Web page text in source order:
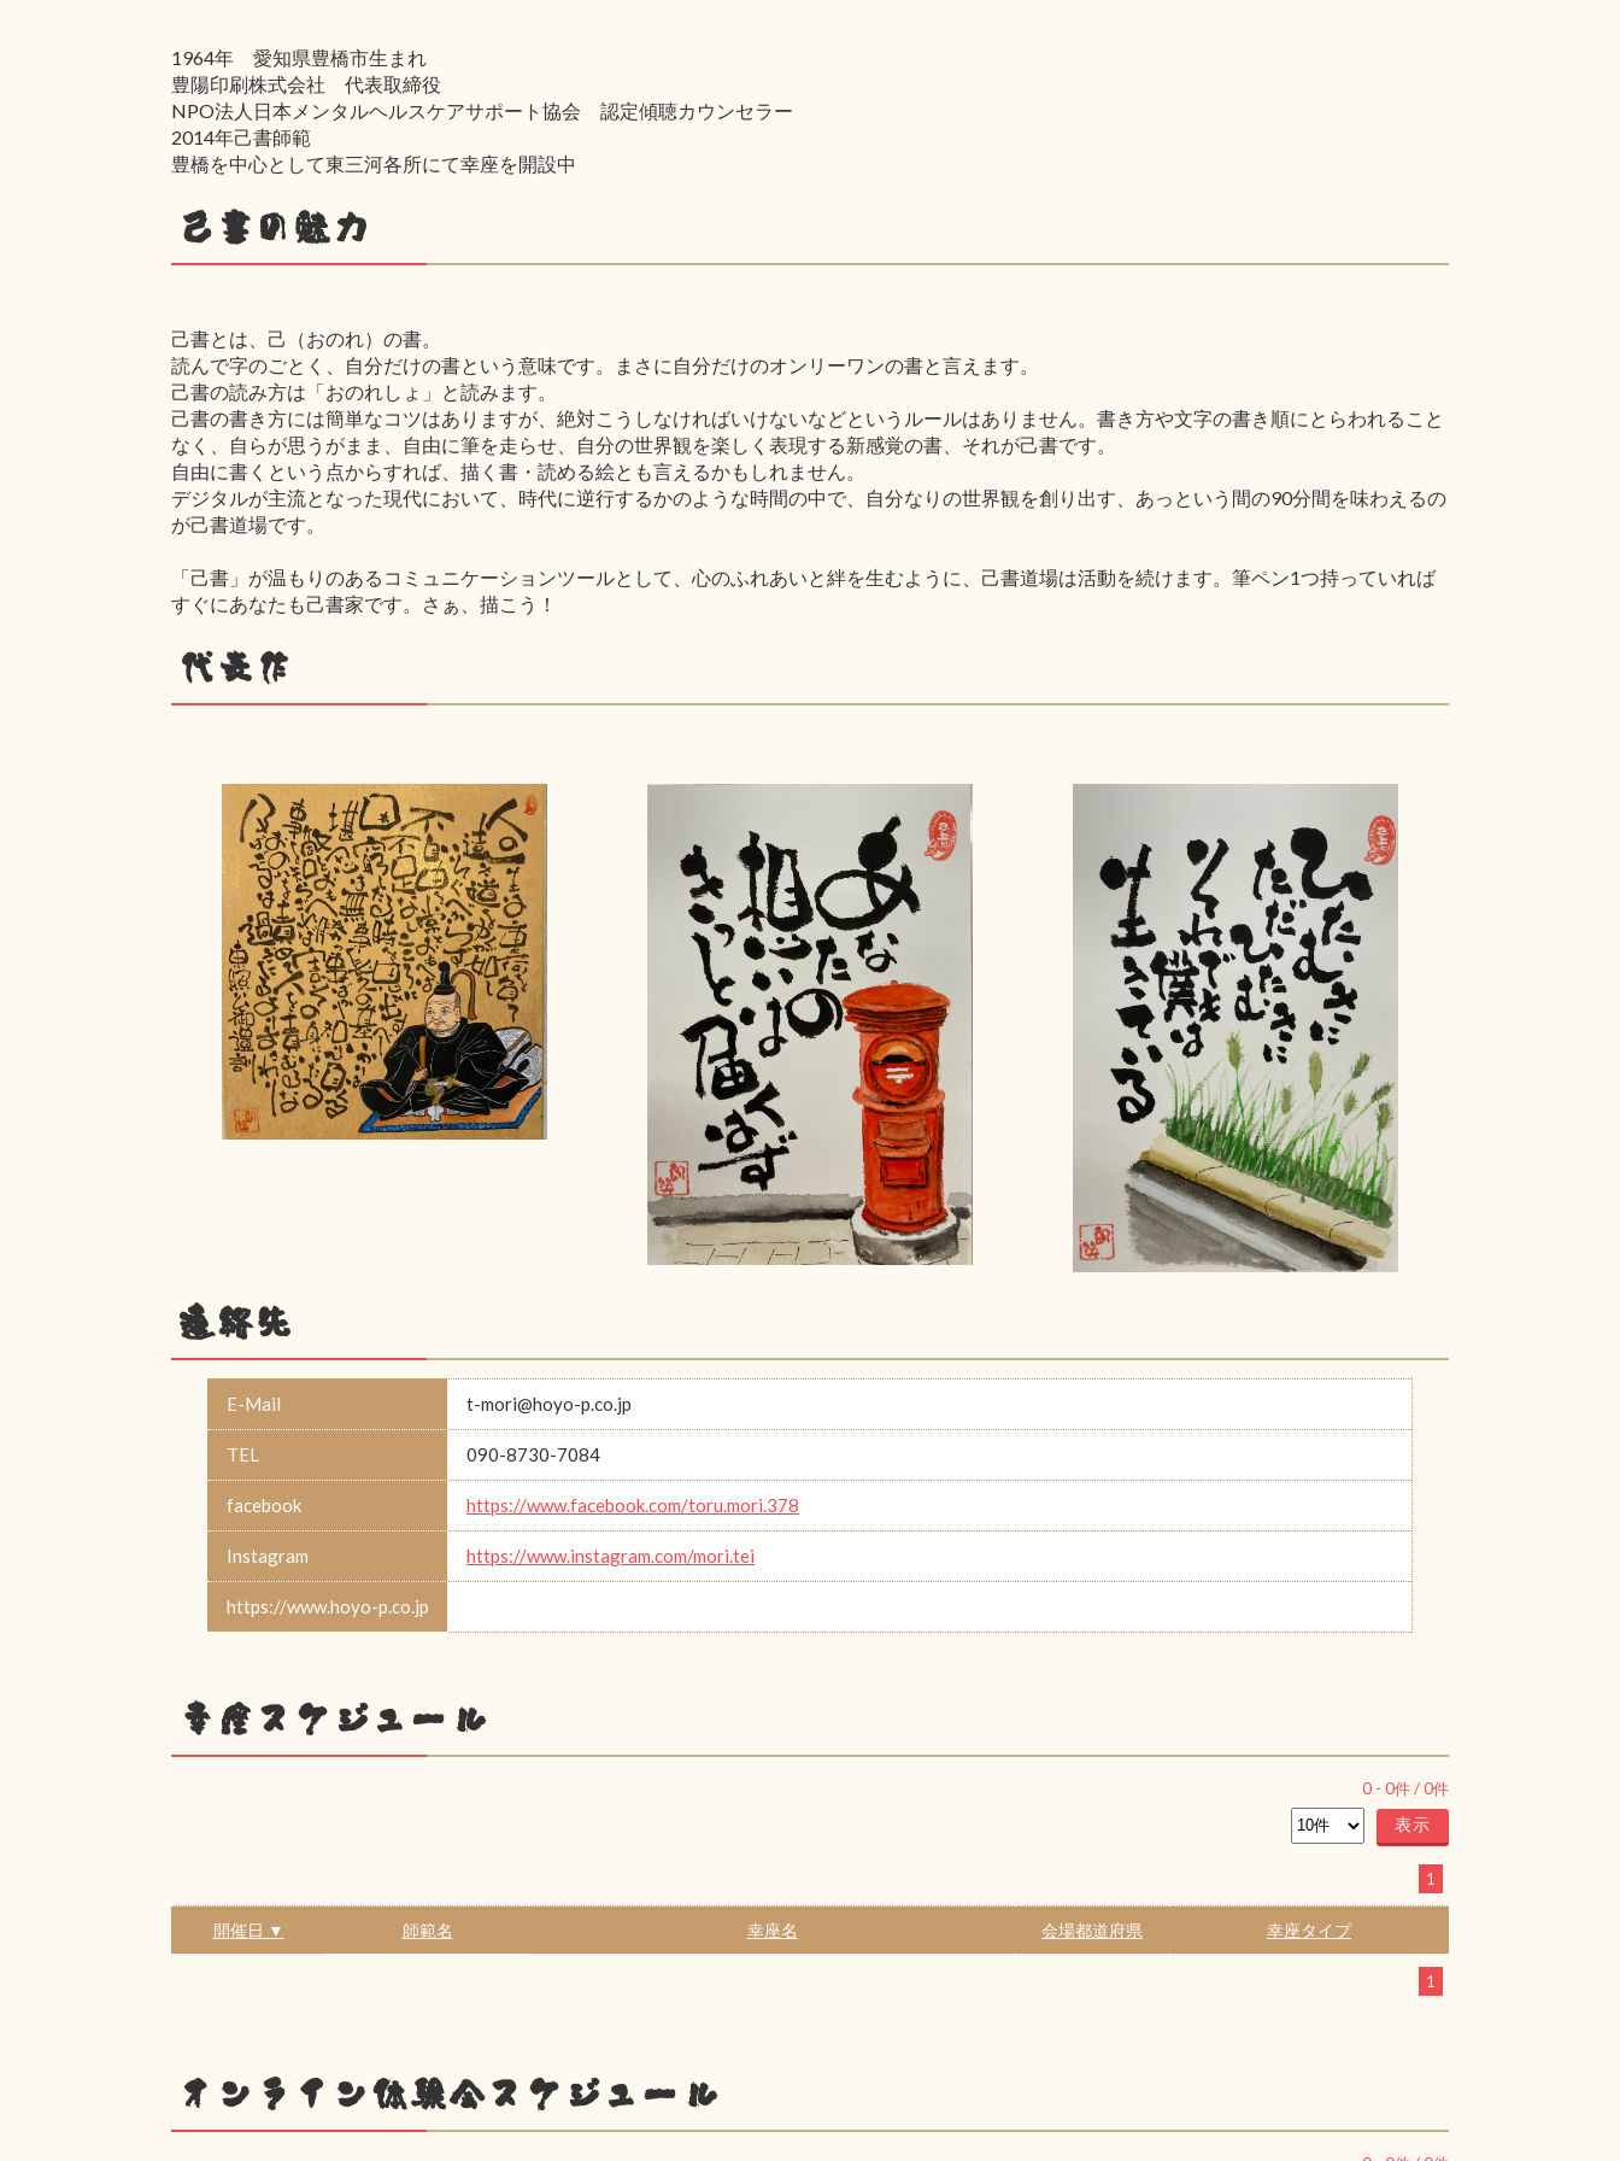
1964年 愛知県豊橋市生まれ
豊陽印刷株式会社 代表取締役
NPO法人日本メンタルヘルスケアサポート協会 認定傾聴カウンセラー
2014年己書師範
豊橋を中心として東三河各所にて幸座を開設中
己書の魅力
己書とは、己（おのれ）の書。
読んで字のごとく、自分だけの書という意味です。まさに自分だけのオンリーワンの書と言えます。
己書の読み方は「おのれしょ」と読みます。
己書の書き方には簡単なコツはありますが、絶対こうしなければいけないなどというルールはありません。書き方や文字の書き順にとらわれること
なく、自らが思うがまま、自由に筆を走らせ、自分の世界観を楽しく表現する新感覚の書、それが己書です。
自由に書くという点からすれば、描く書・読める絵とも言えるかもしれません。
デジタルが主流となった現代において、時代に逆行するかのような時間の中で、自分なりの世界観を創り出す、あっという間の90分間を味わえるの
が己書道場です。
「己書」が温もりのあるコミュニケーションツールとして、心のふれあいと絆を生むように、己書道場は活動を続けます。筆ペン1つ持っていれば
すぐにあなたも己書家です。さぁ、描こう！
代表作
連絡先
E-Mail t-mori@hoyo-p.co.jp
TEL 090-8730-7084
facebook https://www.facebook.com/toru.mori.378
Instagram https://www.instagram.com/mori.tei
https://www.hoyo-p.co.jp
幸座スケジュール
0 - 0件 /0件
1
開催日 ▼ 師範名 幸座名 会場都道府県 幸座タイプ
1
オンライン体験会スケジュール